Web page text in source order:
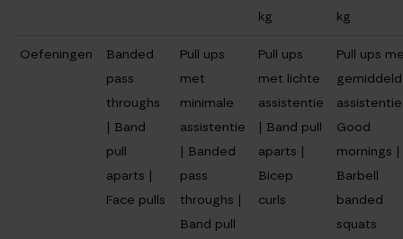
kg
kg
Oefeningen
Banded
pass
throughs
| Band
pull
aparts |
Face pulls
Pull ups
met
minimale
assistentie
| Banded
pass
throughs |
Band pull
Pull ups
met lichte
assistentie
| Band pull
aparts |
Bicep
curls
Pull ups
Good
mornings |
Barbell
banded
squats